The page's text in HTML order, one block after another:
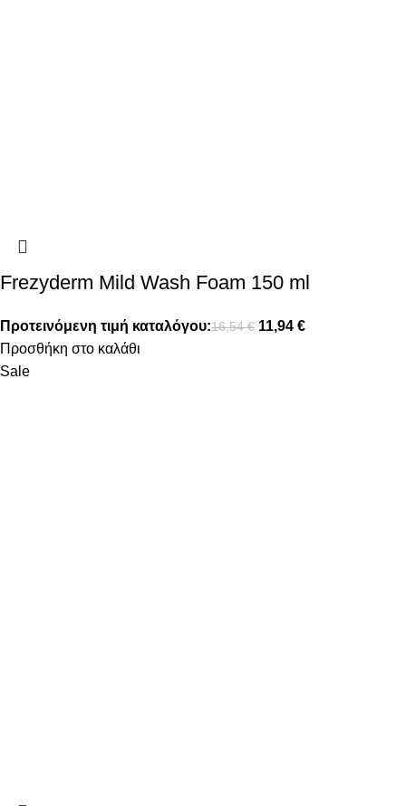
Frezyderm Mild Wash Foam 150 ml
Προτεινόμενη τιμή καταλόγου:16,54€ 11,94 €
Προσθήκη στο καλάθι
Sale